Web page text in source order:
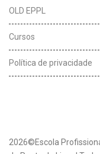
OLD EPPL
Cursos
Política de privacidade
2026©Escola